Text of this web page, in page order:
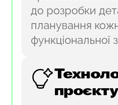
до розробки
планування
функціональної